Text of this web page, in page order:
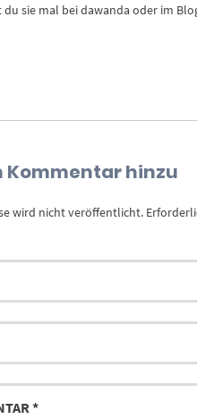
sie mal bei dawanda oder im
Kommentar hinzu
wird nicht veröffentlicht.